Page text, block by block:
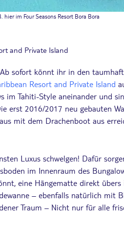
hier im Four Seasons Resort Bora Bora
and Private Island
sofort könnt ihr in den
Resort and Private Island
im Tahiti-Style aneinander und
2016/2017 neu gebauten
mit dem Drachenboot aus
Luxus schwelgen! Dafür
im Innenraum des
eine Hängematte direkt übers
– ebenfalls natürlich mit
Traum – Nicht nur für alle